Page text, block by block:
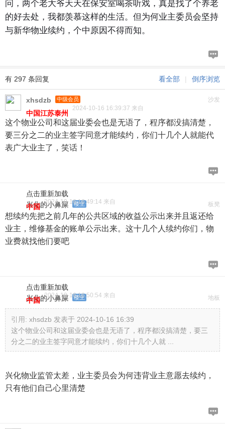
问，两个老大爷天天在保安室喝茶听戏，真是找了个养老
的好去处，我都羡慕这样的生活。但为何业主委员会坚持
与新华物业续约，个中原因不得而知。
看全部 | 倒序浏览
有 297 条回复
沙发
xhsdzb 中级会员
2024-10-16 16:39:37 来自
中国江苏泰州
这个物业公司和这届业委会也是无语了，程序都没搞清楚，
要三分之二的业主签字同意才能续约，你们十几个人就能代
表广大业主了，笑话！
点击重新加载
板凳
兴化的小鼻屎 楼主
2024-10-16 16:49:14 来自
中国
想续约先把之前几年的公共区域的收益公示出来并且返还给
业主，维修基金的账单公示出来。这十几个人续约你们，物
业费就找他们要吧
点击重新加载
地板
兴化的小鼻屎 楼主
2024-10-16 16:50:54 来自
中国
引用: xhsdzb 发表于 2024-10-16 16:39
这个物业公司和这届业委会也是无语了，程序都没搞清楚，要三
分之二的业主签字同意才能续约，你们十几个人就 ...
兴化物业监管太差，业主委员会为何违背业主意愿去续约，
只有他们自己心里清楚